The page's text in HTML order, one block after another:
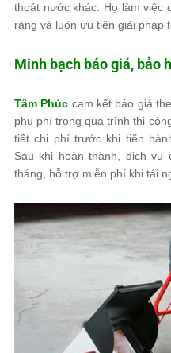
thoát nước khác. Họ làm việc
ràng và luôn ưu tiên giải pháp
Minh bạch báo giá, bảo
Tâm Phúc cam kết báo giá
phụ phí trong quá trình thi
tiết chi phí trước khi tiến
Sau khi hoàn thành, dịch vụ
tháng, hỗ trợ miễn phí khi tái